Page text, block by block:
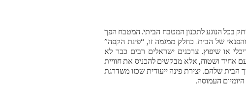
בכל הנוגע לתכנון המטבח הביתי. המטבח הפך
של הבית. כחלק ממגמה זו, “פינת הקפה”
או שיפוץ. צרכנים ישראלים רבים כבר לא
אחיד ושטוח, אלא מבקשים להכניס את חוויית
שלהם. יצירת פינה ייעודית שכזו משדרגת
העמוסה.